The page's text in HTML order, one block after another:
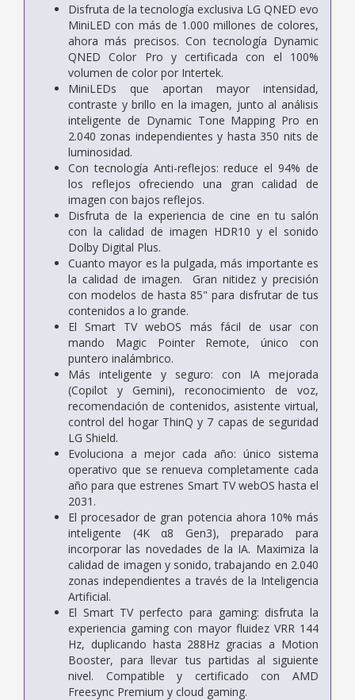
Disfruta de la tecnología exclusiva LG QNED evo
MiniLED con más de 1.000 millones de colores,
ahora más precisos. Con tecnología Dynamic
QNED Color Pro y certificada con el 100%
volumen de color por Intertek.
MiniLEDs que aportan mayor intensidad,
contraste y brillo en la imagen, junto al análisis
inteligente de Dynamic Tone Mapping Pro en
2.040 zonas independientes y hasta 350 nits de
luminosidad.
Con tecnología Anti-reflejos: reduce el 94% de
los reflejos ofreciendo una gran calidad de
imagen con bajos reflejos.
Disfruta de la experiencia de cine en tu salón
con la calidad de imagen HDR10 y el sonido
Dolby Digital Plus.
Cuanto mayor es la pulgada, más importante es
la calidad de imagen. Gran nitidez y precisión
con modelos de hasta 85" para disfrutar de tus
contenidos a lo grande.
El Smart TV webOS más fácil de usar con
mando Magic Pointer Remote, único con
puntero inalámbrico.
Más inteligente y seguro: con IA mejorada
(Copilot y Gemini), reconocimiento de voz,
recomendación de contenidos, asistente virtual,
control del hogar ThinQ y 7 capas de seguridad
LG Shield.
Evoluciona a mejor cada año: único sistema
operativo que se renueva completamente cada
año para que estrenes Smart TV webOS hasta el
2031.
El procesador de gran potencia ahora 10% más
inteligente (4K α8 Gen3), preparado para
incorporar las novedades de la IA. Maximiza la
calidad de imagen y sonido, trabajando en 2.040
zonas independientes a través de la Inteligencia
Artificial.
El Smart TV perfecto para gaming: disfruta la
experiencia gaming con mayor fluidez VRR 144
Hz, duplicando hasta 288Hz gracias a Motion
Booster, para llevar tus partidas al siguiente
nivel. Compatible y certificado con AMD
Freesync Premium y cloud gaming.